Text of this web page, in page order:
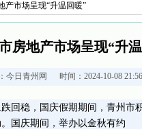
产市场呈现“升温回暖”
房地产市场呈现“升
今日青州网 时间：2024-10-08
回稳，国庆假期期间，青州市
国庆期间，举办以金秋有约